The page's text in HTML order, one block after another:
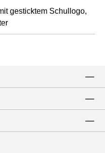
gesticktem Schullogo,